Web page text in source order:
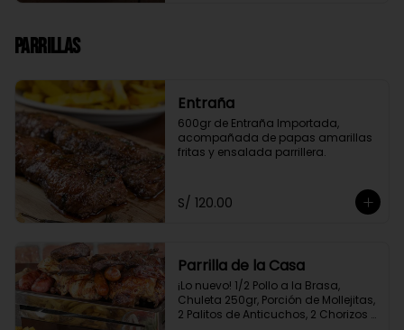
Parrillas
Entraña
600gr de Entraña Importada,
acompañada de papas amarillas
fritas y ensalada parrillera.
S/ 120.00
Parrilla de la Casa
¡Lo nuevo! 1/2 Pollo a la Brasa,
Chuleta 250gr, Porción de Mollejitas,
2 Palitos de Anticuchos, 2 Chorizos